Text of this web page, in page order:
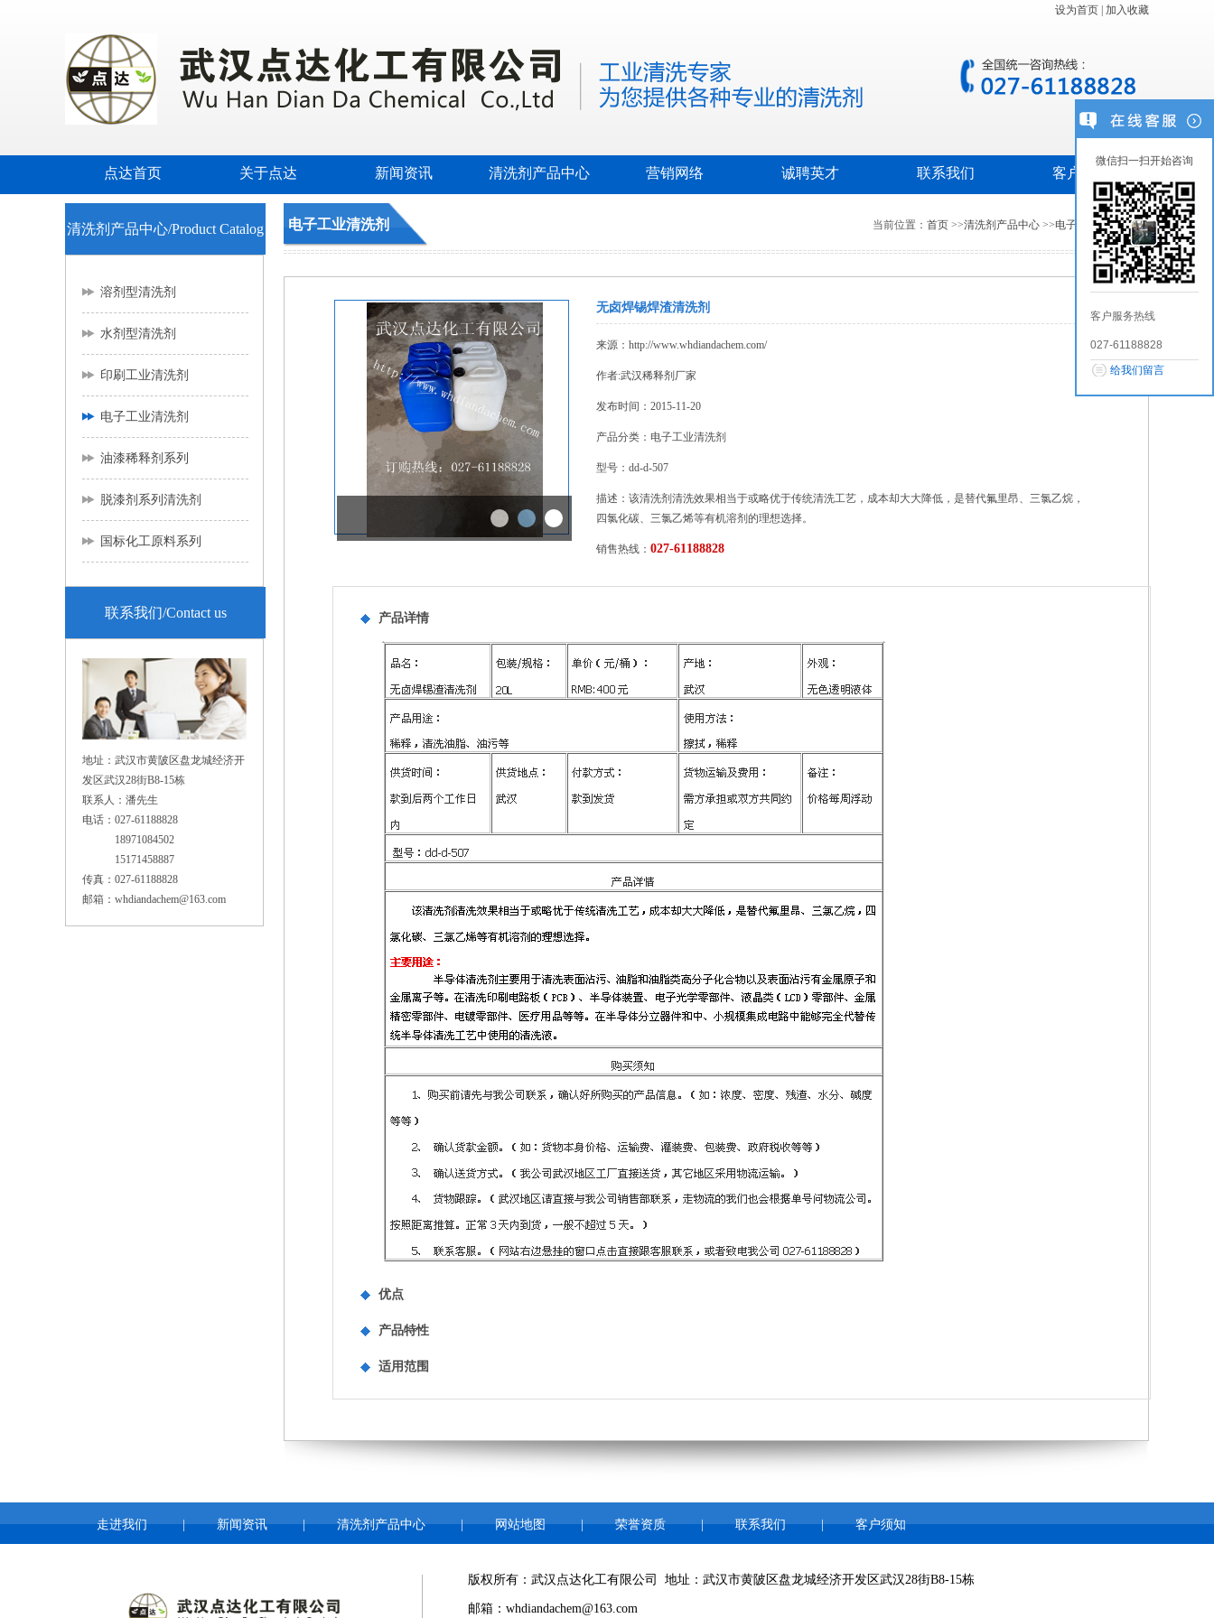
设为首页 加入收藏
点达首页 关于点达 新闻资讯 清洗剂产品中心 营销网络 诚聘英才 联系我们 客户留言
清洗剂产品中心/Product Catalog
溶剂型清洗剂
水剂型清洗剂
印刷工业清洗剂
电子工业清洗剂
油漆稀释剂系列
脱漆剂系列清洗剂
国标化工原料系列
联系我们/Contact us
地址：武汉市黄陂区盘龙城经济开
发区武汉28街B8-15栋
联系人：潘先生
电话：027-61188828
18971084502
15171458887
传真：027-61188828
邮箱：whdiandachem@163.com
当前位置： 首页 >>清洗剂产品中心 >>电子工业清洗剂
电子工业清洗剂
无卤焊锡焊渣清洗剂
来源：http://www.whdiandachem.com/
作者:武汉稀释剂厂家
发布时间：2015-11-20
产品分类：电子工业清洗剂
型号：dd-d-507
描述：该清洗剂清洗效果相当于或略优于传统清洗工艺，成本却大大降低，是替代氟里昂、三氯乙烷，
四氯化碳、三氯乙烯等有机溶剂的理想选择。
销售热线： 027-61188828
产品详情
优点
产品特性
适用范围
走进我们 | 新闻资讯 | 清洗剂产品中心 | 网站地图 | 荣誉资质 | 联系我们 | 客户须知
版权所有：武汉点达化工有限公司 地址：武汉市黄陂区盘龙城经济开发区武汉28街B8-15栋
邮箱：whdiandachem@163.com
微信扫一扫开始咨询
客户服务热线
027-61188828
给我们留言